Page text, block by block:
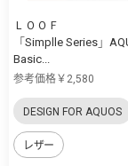
ＬＯＯＦ
「Simplle Series」
Basic...
参考価格￥2,580
DESIGN FOR AQUOS
レザー